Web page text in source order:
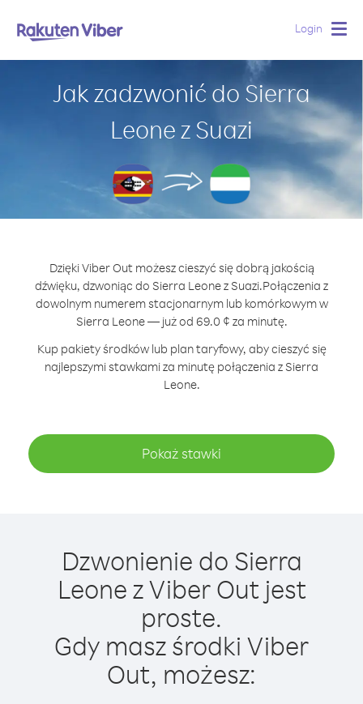
Login
Jak zadzwonić do Sierra
Leone z Suazi
Dzięki Viber Out możesz cieszyć się dobrą jakością
dźwięku, dzwoniąc do Sierra Leone z Suazi.Połączenia z
dowolnym numerem stacjonarnym lub komórkowym w
Sierra Leone — już od 69.0 ¢ za minutę.
Kup pakiety środków lub plan taryfowy, aby cieszyć się
najlepszymi stawkami za minutę połączenia z Sierra
Leone.
Pokaż stawki
Dzwonienie do Sierra
Leone z Viber Out jest
proste.
Gdy masz środki Viber
Out, możesz: